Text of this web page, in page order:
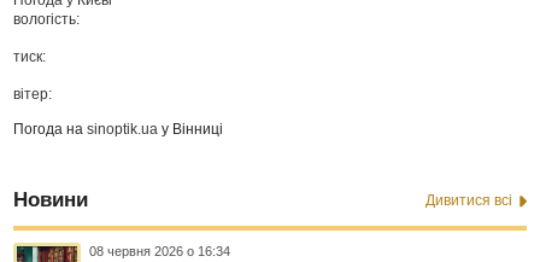
вологість:
тиск:
вітер:
Погода наsinoptik.ua у Вінниці
Новини Дивитися всі
08 червня 2026 о 16:34